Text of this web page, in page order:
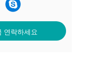
연락하세요